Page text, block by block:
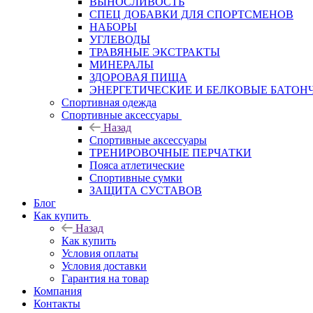
СПЕЦ ДОБАВКИ ДЛЯ СПОРТСМЕНОВ
НАБОРЫ
УГЛЕВОДЫ
ТРАВЯНЫЕ ЭКСТРАКТЫ
МИНЕРАЛЫ
ЗДОРОВАЯ ПИЩА
ЭНЕРГЕТИЧЕСКИЕ И БЕЛКОВЫЕ
Спортивная одежда
Спортивные аксессуары
Назад
Спортивные аксессуары
ТРЕНИРОВОЧНЫЕ ПЕРЧАТКИ
Пояса атлетические
Спортивные сумки
ЗАЩИТА СУСТАВОВ
Блог
Как купить
Назад
Как купить
Условия оплаты
Условия доставки
Гарантия на товар
Компания
Контакты